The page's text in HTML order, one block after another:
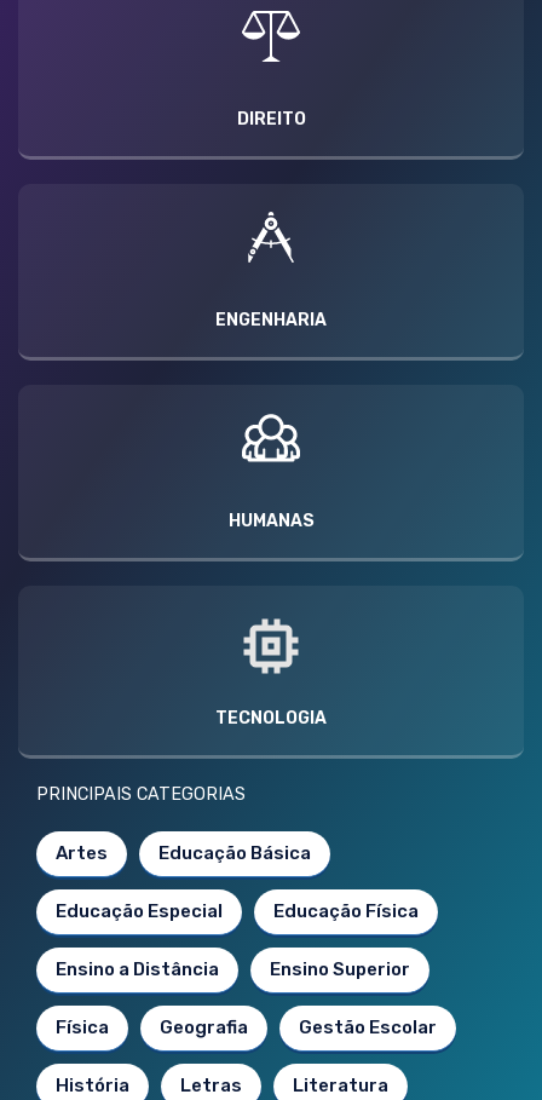
DIREITO
ENGENHARIA
HUMANAS
TECNOLOGIA
PRINCIPAIS CATEGORIAS
Artes Educação Básica
Educação Especial Educação Física
Ensino a Distância Ensino Superior
Física Geografia Gestão Escolar
História Letras Literatura